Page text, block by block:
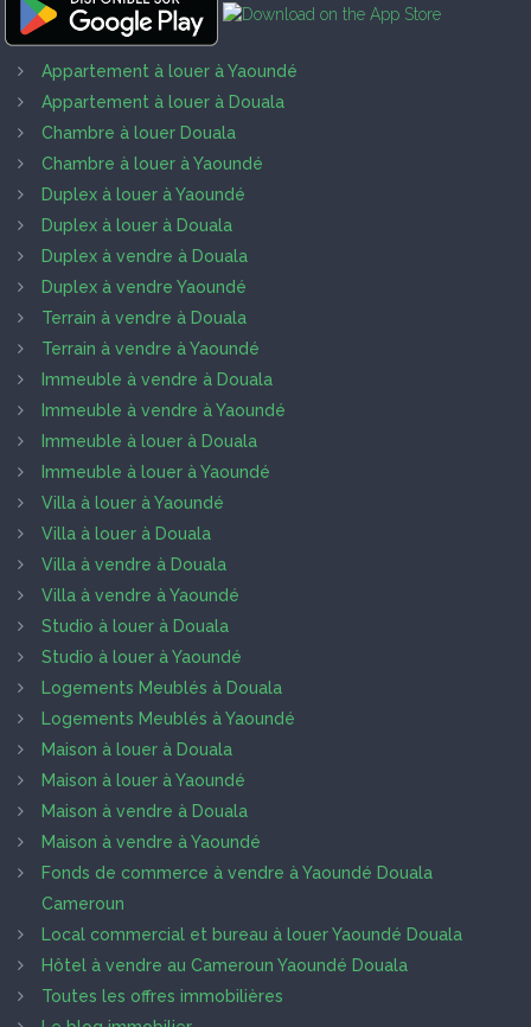
Appartement à louer à Yaoundé
Appartement à louer à Douala
Chambre à louer Douala
Chambre à louer à Yaoundé
Duplex à louer à Yaoundé
Duplex à louer à Douala
Duplex à vendre à Douala
Duplex à vendre Yaoundé
Terrain à vendre à Douala
Terrain à vendre à Yaoundé
Immeuble à vendre à Douala
Immeuble à vendre à Yaoundé
Immeuble à louer à Douala
Immeuble à louer à Yaoundé
Villa à louer à Yaoundé
Villa à louer à Douala
Villa à vendre à Douala
Villa à vendre à Yaoundé
Studio à louer à Douala
Studio à louer à Yaoundé
Logements Meublés à Douala
Logements Meublés à Yaoundé
Maison à louer à Douala
Maison à louer à Yaoundé
Maison à vendre à Douala
Maison à vendre à Yaoundé
Fonds de commerce à vendre à Yaoundé Douala
Cameroun
Local commercial et bureau à louer Yaoundé Douala
Hôtel à vendre au Cameroun Yaoundé Douala
Toutes les offres immobilières